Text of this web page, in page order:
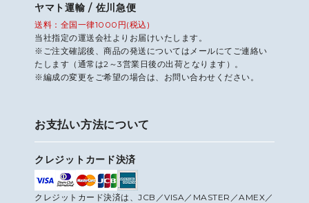
ヤマト運輸 / 佐川急便
送料：全国一律1000円(税込)
当社指定の運送会社よりお届けいたします。
※ご注文確認後、商品の発送についてはメールにてご連絡い
たします（通常は2～3営業日後の出荷となります）。
※編成の変更をご希望の場合は、お問い合わせください。
お支払い方法について
クレジットカード決済
クレジットカード決済は、JCB／VISA／MASTER／AMEX／